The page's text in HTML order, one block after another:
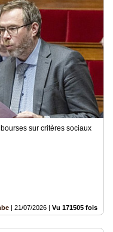
sur critères sociaux
| 21/07/2026 | Vu 171505 fois